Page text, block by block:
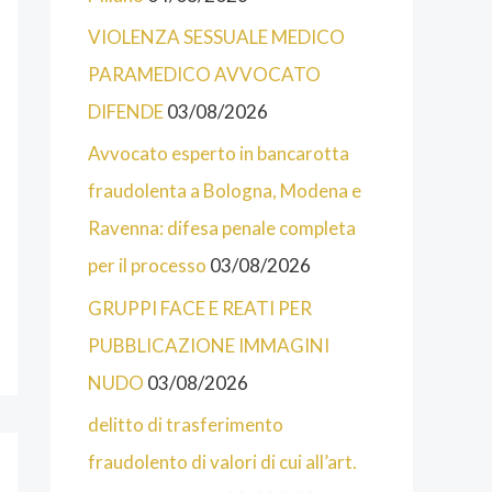
VIOLENZA SESSUALE MEDICO
PARAMEDICO AVVOCATO
DIFENDE03/08/2026
Avvocato esperto in bancarotta
fraudolenta a Bologna, Modena e
Ravenna: difesa penale completa
per il processo 03/08/2026
GRUPPI FACE E REATI PER
PUBBLICAZIONE IMMAGINI
NUDO 03/08/2026
delitto di trasferimento
fraudolento di valori di cui all’art.
T
E
G
O
R
I
E
D
E
L
E